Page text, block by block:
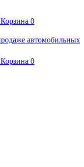
Корзина 0
Корзина 0